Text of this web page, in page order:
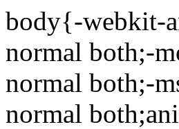
body{-webkit-
normal both;-
normal both;-
normal